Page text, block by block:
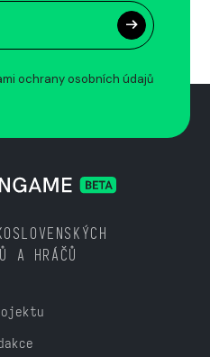
ochrany osobních údajů
A HRÁČŮ